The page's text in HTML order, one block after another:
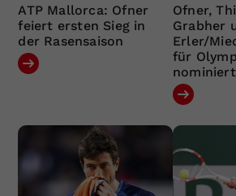
ATP Mallorca: Ofner
feiert ersten Sieg in
der Rasensaison
Ofner,
Grabher
Erler/
für
nominiert